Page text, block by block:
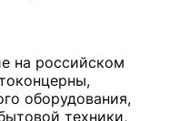
на российском
оборудования,
техники,